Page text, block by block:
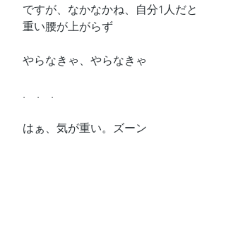
ですが、なかなかね、自分1人だと
重い腰が上がらず
やらなきゃ、やらなきゃ
.　.　.
はぁ、気が重い。ズーン